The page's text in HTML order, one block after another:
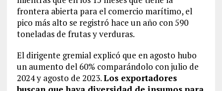
frontera abierta para el comercio marítimo, el
pico más alto se registró hace un año con 590
toneladas de frutas y verduras.
El dirigente gremial explicó que en agosto hubo
un aumento del 60% comparándolo con julio de
2024 y agosto de 2023.Los exportadores